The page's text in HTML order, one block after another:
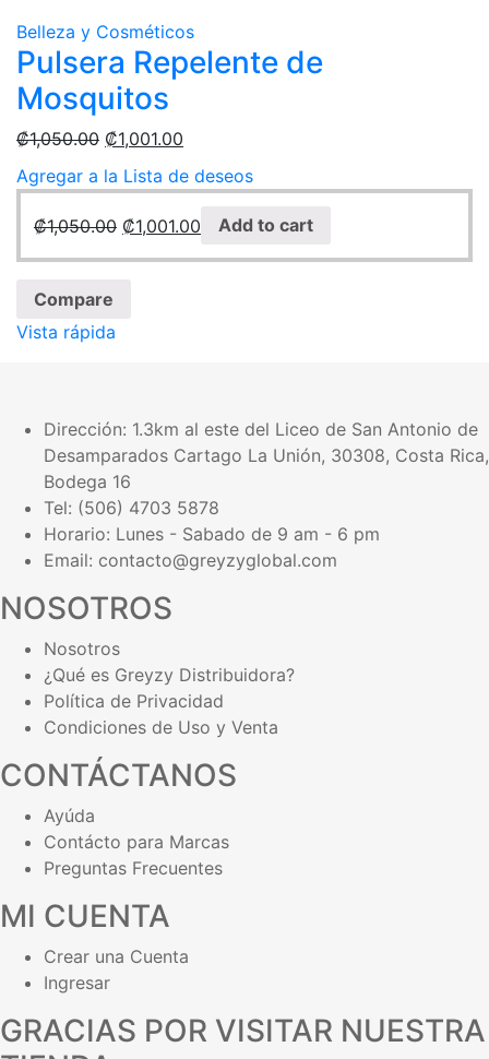
Belleza y Cosméticos
Pulsera Repelente de
Mosquitos
₡1,050.00 ₡1,001.00
Agregar a la Lista de deseos
₡1,050.00 ₡1,001.00 Add to cart
Compare
Vista rápida
Dirección: 1.3km al este del Liceo de San Antonio de
Desamparados Cartago La Unión, 30308, Costa Rica,
Bodega 16
Tel: (506) 4703 5878
Horario: Lunes - Sabado de 9 am - 6 pm
Email: contacto@greyzyglobal.com
NOSOTROS
Nosotros
¿Qué es Greyzy Distribuidora?
Política de Privacidad
Condiciones de Uso y Venta
CONTÁCTANOS
Ayúda
Contácto para Marcas
Preguntas Frecuentes
MI CUENTA
Crear una Cuenta
Ingresar
GRACIAS POR VISITAR NUESTRA